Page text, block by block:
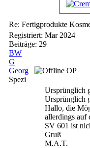
Re: Fertigprodukte
Registriert: Mar 2024
Beiträge: 29
BW
G
Georg_
OP
Spezi
Ursprünglich
Ursprünglich
Hallo, die
allerdings auf
SV 601 ist
Gruß
M.A.T.